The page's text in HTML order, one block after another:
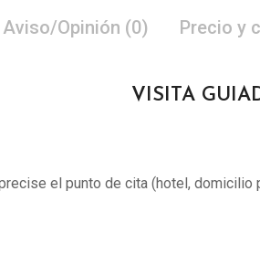
Aviso/Opinión (0) Precio y
VISITA
el punto de cita (hotel, domicilio